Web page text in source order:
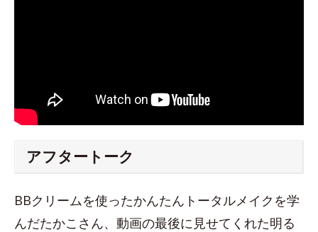
アフタートーク
BBクリームを使ったかんたんトータルメイクを学
んだたかこさん、動画の最後に見せてくれた明る